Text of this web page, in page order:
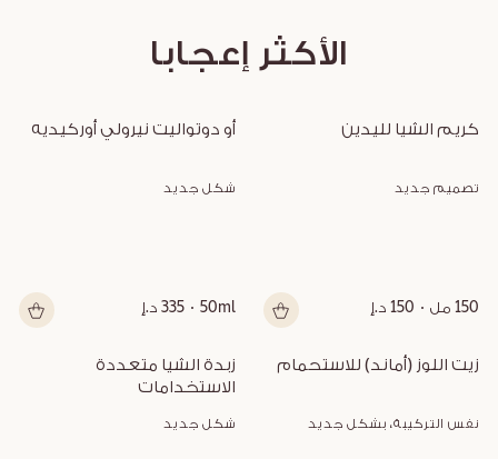
الأكثر إعجابا
كريم الشيا لليدين
تصميم جديد
150 مل 150 د.إ
أو دوتواليت نيرولي أوركيديه
شكل جديد
50ml 335 د.إ
زيت اللوز (أماند) للاستحمام
نفس التركيبة، بشكل جديد
الاستخدامات
شكل جديد